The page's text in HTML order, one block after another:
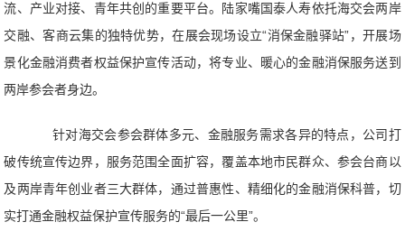
流、产业对接、青年共创的重要平台。陆家嘴国泰人寿依托海交会两岸
交融、客商云集的独特优势，在展会现场设立“消保金融驿站”，开展场
景化金融消费者权益保护宣传活动，将专业、暖心的金融消保服务送到
两岸参会者身边。
针对海交会参会群体多元、金融服务需求各异的特点，公司打
破传统宣传边界，服务范围全面扩容，覆盖本地市民群众、参会台商以
及两岸青年创业者三大群体，通过普惠性、精细化的金融消保科普，切
实打通金融权益保护宣传服务的“最后一公里”。